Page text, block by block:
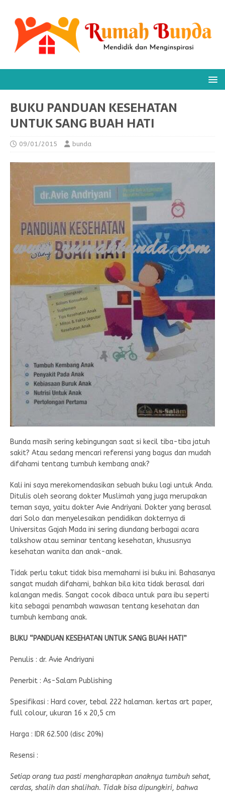
BUKU PANDUAN KESEHATAN
UNTUK SANG BUAH HATI
09/01/2015 bunda
Bunda masih sering kebingungan saat si kecil tiba-tiba jatuh
sakit? Atau sedang mencari referensi yang bagus dan mudah
difahami tentang tumbuh kembang anak?
Kali ini saya merekomendasikan sebuah buku lagi untuk Anda.
Ditulis oleh seorang dokter Muslimah yang juga merupakan
teman saya, yaitu dokter Avie Andriyani. Dokter yang berasal
dari Solo dan menyelesaikan pendidikan dokternya di
Universitas Gajah Mada ini sering diundang berbagai acara
talkshow atau seminar tentang kesehatan, khususnya
kesehatan wanita dan anak-anak.
Tidak perlu takut tidak bisa memahami isi buku ini. Bahasanya
sangat mudah difahami, bahkan bila kita tidak berasal dari
kalangan medis. Sangat cocok dibaca untuk para ibu seperti
kita sebagai penambah wawasan tentang kesehatan dan
tumbuh kembang anak.
BUKU “PANDUAN KESEHATAN UNTUK SANG BUAH HATI”
Penulis : dr. Avie Andriyani
Penerbit : As-Salam Publishing
Spesifikasi : Hard cover, tebal 222 halaman. kertas art paper,
full colour, ukuran 16 x 20,5 cm
Harga : IDR 62.500 (disc 20%)
Resensi :
Setiap orang tua pasti mengharapkan anaknya tumbuh sehat,
cerdas, shalih dan shalihah. Tidak bisa dipungkiri, bahwa